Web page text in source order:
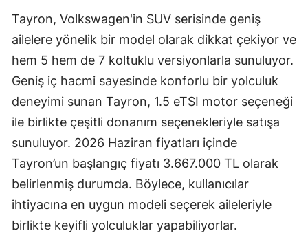
Tayron, Volkswagen'in SUV serisinde geniş
ailelere yönelik bir model olarak dikkat çekiyor ve
hem 5 hem de 7 koltuklu versiyonlarla sunuluyor.
Geniş iç hacmi sayesinde konforlu bir yolculuk
deneyimi sunan Tayron, 1.5 eTSI motor seçeneği
ile birlikte çeşitli donanım seçenekleriyle satışa
sunuluyor. 2026 Haziran fiyatları içinde
Tayron’un başlangıç fiyatı 3.667.000 TL olarak
belirlenmiş durumda. Böylece, kullanıcılar
ihtiyacına en uygun modeli seçerek aileleriyle
birlikte keyifli yolculuklar yapabiliyorlar.